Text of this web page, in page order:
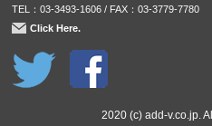
ゲ
ー
シ
ョ
TEL：03-3493-1606 / FAX：03-3779-7780
Click Here.
2020 (c) add-v.co.jp.